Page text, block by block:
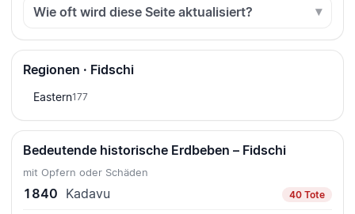
Wie oft wird diese Seite aktualisiert?
Regionen · Fidschi
Eastern177
Bedeutende historische Erdbeben – Fidschi
mit Opfern oder Schäden
1840 Kadavu 40 Tote